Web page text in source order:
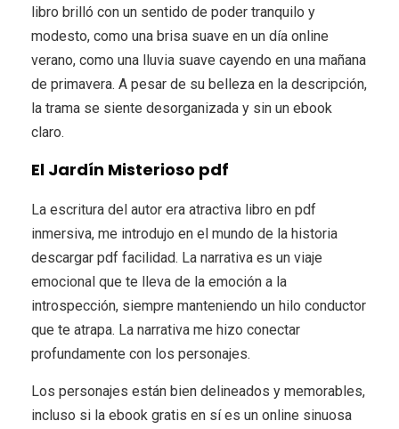
libro brilló con un sentido de poder tranquilo y
modesto, como una brisa suave en un día online
verano, como una lluvia suave cayendo en una mañana
de primavera. A pesar de su belleza en la descripción,
la trama se siente desorganizada y sin un ebook
claro.
El Jardín Misterioso pdf
La escritura del autor era atractiva libro en pdf
inmersiva, me introdujo en el mundo de la historia
descargar pdf facilidad. La narrativa es un viaje
emocional que te lleva de la emoción a la
introspección, siempre manteniendo un hilo conductor
que te atrapa. La narrativa me hizo conectar
profundamente con los personajes.
Los personajes están bien delineados y memorables,
incluso si la ebook gratis en sí es un online sinuosa